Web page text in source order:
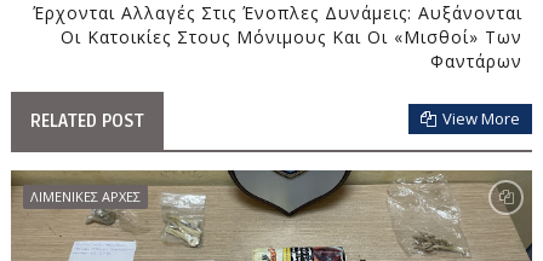
Έρχονται Αλλαγές Στις Ένοπλες Δυνάμεις: Αυξάνονται
Οι Κατοικίες Στους Μόνιμους Και Οι «μισθοί» Των
Φαντάρων
RELATED POST View More
ΛΙΜΕΝΙΚΕΣ ΑΡΧΕΣ